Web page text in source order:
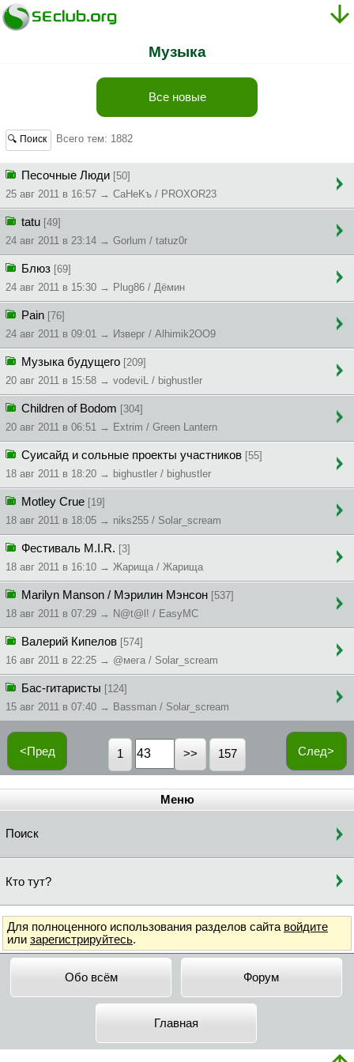
Музыка
Все новые
🔍 Поиск Всего тем: 1882
Песочные Люди [50]
25 авг 2011 в 16:57 → CaHeKъ / PROXOR23
tatu [49]
24 авг 2011 в 23:14 → Gorlum / tatuz0r
Блюз [69]
24 авг 2011 в 15:30 → Plug86 / Дёмин
Pain [76]
24 авг 2011 в 09:01 → Изверг / Alhimik2OO9
Музыка будущего [209]
20 авг 2011 в 15:58 → vodeviL / bighustler
Children of Bodom [304]
20 авг 2011 в 06:51 → Extrim / Green Lantern
Суисайд и сольные проекты участников [55]
18 авг 2011 в 18:20 → bighustler / bighustler
Motley Crue [19]
18 авг 2011 в 18:05 → niks255 / Solar_scream
Фестиваль M.I.R. [3]
18 авг 2011 в 16:10 → Жapищa / Жapищa
Marilyn Manson / Мэрилин Мэнсон [537]
18 авг 2011 в 07:29 → N@t@l! / EasyMC
Валерий Кипелов [574]
16 авг 2011 в 22:25 → @мeгa / Solar_scream
Бас-гитаристы [124]
15 авг 2011 в 07:40 → Bassman / Solar_scream
<Пред След>
1 157
Меню
Поиск
Кто тут?
Для полноценного использования разделов сайта войдите
или зарегистрируйтесь.
Обо всём Форум
Главная